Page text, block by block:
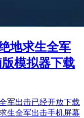
地求生全军
模拟器下载
军出击已经开放下载
生全军出击手机屏幕